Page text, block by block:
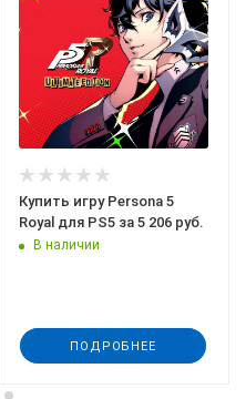
Купить игру Persona 5
Royal для PS5 за 5 206 руб.
В наличии
ПОДРОБНЕЕ